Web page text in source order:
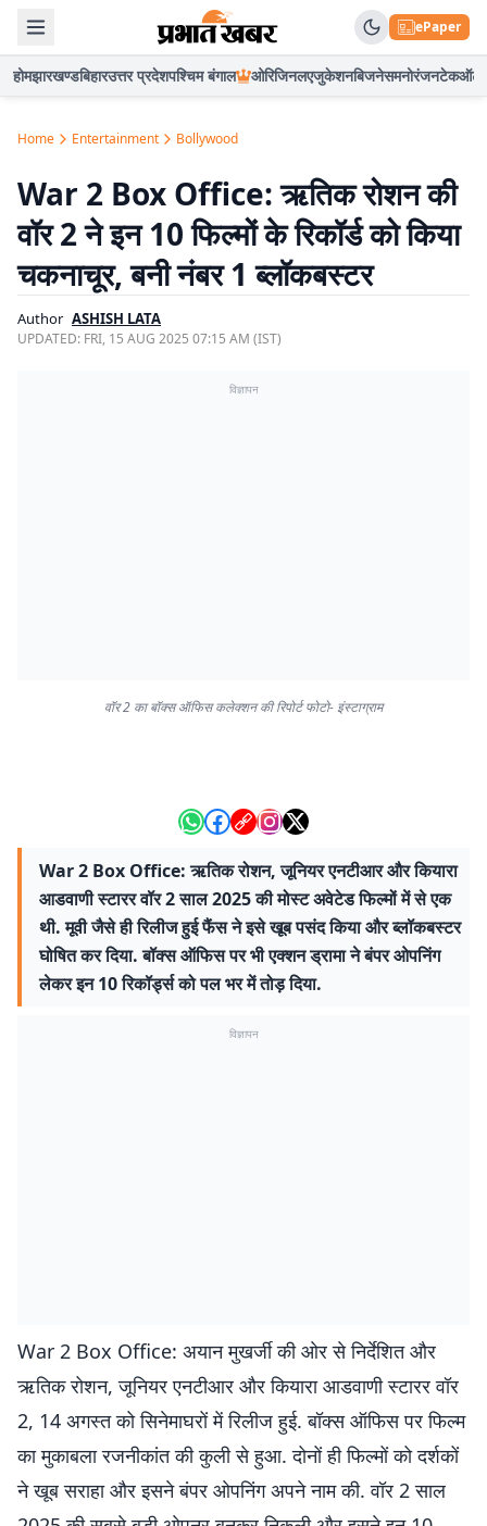
ePaper
होमझारखण्डबिहारउत्तर प्रदेशपश्चिम बंगाल ओरिजिनलएजुकेशनबिजनेसमनोरंजनटेकऑटो
Home Entertainment Bollywood
War 2 Box Office: ऋतिक रोशन की
वॉर 2 ने इन 10 फिल्मों के रिकॉर्ड को किया
चकनाचूर, बनी नंबर 1 ब्लॉकबस्टर
Author ASHISH LATA
UPDATED: FRI, 15 AUG 2025 07:15 AM (IST)
विज्ञापन
वॉर 2 का बॉक्स ऑफिस कलेक्शन की रिपोर्ट फोटो- इंस्टाग्राम
War 2 Box Office: ऋतिक रोशन, जूनियर एनटीआर और कियारा
आडवाणी स्टारर वॉर 2 साल 2025 की मोस्ट अवेटेड फिल्मों में से एक
थी. मूवी जैसे ही रिलीज हुई फैंस ने इसे खूब पसंद किया और ब्लॉकबस्टर
घोषित कर दिया. बॉक्स ऑफिस पर भी एक्शन ड्रामा ने बंपर ओपनिंग
लेकर इन 10 रिकॉर्ड्स को पल भर में तोड़ दिया.
विज्ञापन
War 2 Box Office: अयान मुखर्जी की ओर से निर्देशित और
ऋतिक रोशन, जूनियर एनटीआर और कियारा आडवाणी स्टारर वॉर
2, 14 अगस्त को सिनेमाघरों में रिलीज हुई. बॉक्स ऑफिस पर फिल्म
का मुकाबला रजनीकांत की कुली से हुआ. दोनों ही फिल्मों को दर्शकों
ने खूब सराहा और इसने बंपर ओपनिंग अपने नाम की. वॉर 2 साल